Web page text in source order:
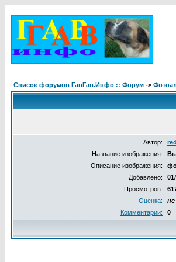
Список форумов ГавГав.Инфо :: Форум ->
Автор:
Название изображения:
Описание изображения:
Добавлено:
Просмотров:
Оценка:
не
Комментарии:
0